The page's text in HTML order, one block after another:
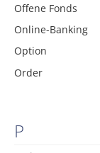
Offene Fonds
Online-Banking
Option
Order
P